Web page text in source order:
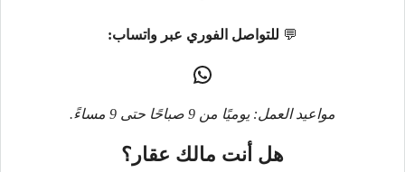
💬 للتواصل الفوري عبر واتساب:
مواعيد العمل: يوميًا من 9 صباحًا حتى 9 مساءً.
هل أنت مالك عقار؟